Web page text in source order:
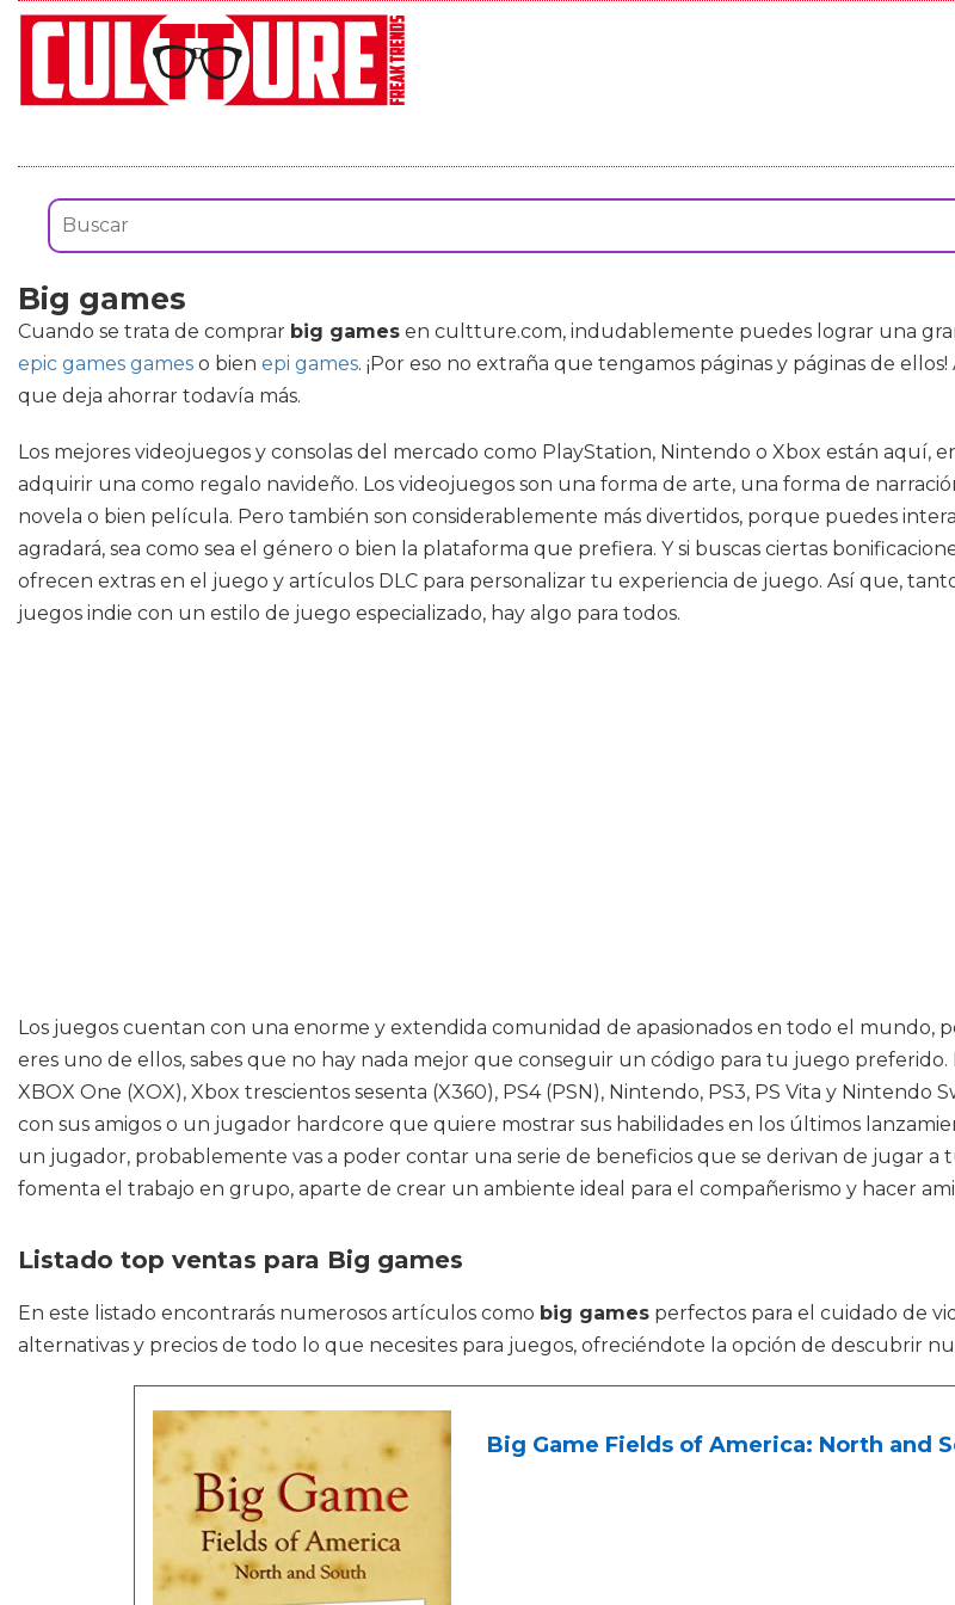
Big games
Cuando se trata de comprar big games en cultture.com, indudablemente puedes lograr una
epic games games o bien epi games. ¡Por eso no extraña que tengamos páginas y páginas de
que deja ahorrar todavía más.
Los mejores videojuegos y consolas del mercado como PlayStation, Nintendo o Xbox están aquí,
adquirir una como regalo navideño. Los videojuegos son una forma de arte, una forma de
novela o bien película. Pero también son considerablemente más divertidos, porque puedes
agradará, sea como sea el género o bien la plataforma que prefiera. Y si buscas ciertas
ofrecen extras en el juego y artículos DLC para personalizar tu experiencia de juego. Así que,
juegos indie con un estilo de juego especializado, hay algo para todos.
Los juegos cuentan con una enorme y extendida comunidad de apasionados en todo el mundo,
eres uno de ellos, sabes que no hay nada mejor que conseguir un código para tu juego
XBOX One (XOX), Xbox trescientos sesenta (X360), PS4 (PSN), Nintendo, PS3, PS Vita y
con sus amigos o un jugador hardcore que quiere mostrar sus habilidades en los últimos
un jugador, probablemente vas a poder contar una serie de beneficios que se derivan de jugar
fomenta el trabajo en grupo, aparte de crear un ambiente ideal para el compañerismo y hacer
Listado top ventas para Big games
En este listado encontrarás numerosos artículos como big games perfectos para el cuidado de
alternativas y precios de todo lo que necesites para juegos, ofreciéndote la opción de descubrir
Big Game Fields of America: North and